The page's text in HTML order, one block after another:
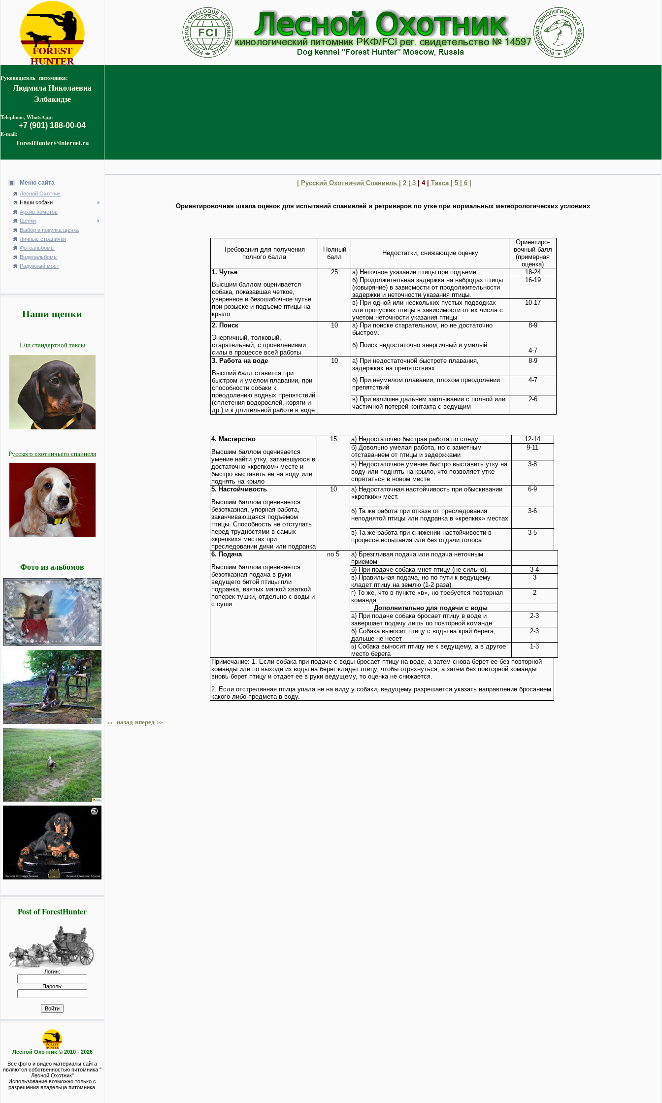
Руководитель питомника:
Людмила Николаевна
Элбакидзе
Telephone, WhatsApp:
+7 (901) 188-00-04
E-mail:
ForestHunter@internet.ru
Меню сайта
Лесной Охотник
Наши собаки
Архив пометов
Щенки
Выбор и покупка щенка
Личные странички
Фотоальбомы
Видеоальбомы
Радужный мост
Наши щенки
Г/ш стандартной таксы
Русского охотничьего спаниеля
Фото из альбомов
Post of ForestHunter
Логин:
Пароль:
Лесной Охотник © 2010 - 2026
Все фото и видео материалы сайта
являются собственностью питомника "
Лесной Охотник"
Использование возможно только с
разрешения владельца питомника.
| Русский Охотничий Спаниель | 2 | 3 | 4 | Такса | 5 | 6 |
Ориентировочная шкала оценок для испытаний спаниелей и ретриверов по утке при нормальных метеорологических условиях
Требования для получения
полного балла
Полный
балл
Недостатки, снижающие оценку
Ориентиро-
вочный балл
(примерная
оценка)
1. Чутье
Высшим баллом оценивается
собака, показавшая четкое,
уверенное и безошибочное чутье
при розыске и подъеме птицы на
крыло
25 а) Неточное указание птицы при подъеме
18-24
б) Продолжительная задержка на набродах птицы
(ковыряние) в зависмости от продолжительности
задержки и неточности указания птицы.
16-19
в) При одной или нескольких пустых подводках
или пропусках птицы в зависимости от их числа с
учетом неточности указания птицы
10-17
2. Поиск
Энергичный, толковый,
старательный, с проявлениями
силы в процессе всей работы
10
а) При поиске старательном, но не достаточно
быстром.
б) Поиск недостаточно энергичный и умелый
8-9
4-7
3. Работа на воде
Высший балл ставится при
быстром и умелом плавании, при
способности собаки к
преодолению водных препятствий
(сплетения водорослей, коряги и
др.) и к длительной работе в воде
10
а) При недостаточной быстроте плавания,
задержках на препятствиях
8-9
б) При неумелом плавании, плохом преодолении
препятствий
4-7
в) При излишне дальнем заплывании с полной или
частичной потерей контакта с ведущим
2-6
4. Мастерство
Высшим баллом оценивается
умение найти утку, затаившуюся в
достаточно «крепком» месте и
быстро выставить ее на воду или
поднять на крыло
15 а) Недостаточно быстрая работа по следу
12-14
б) Довольно умелая работа, но с заметным
отставанием от птицы и задержками
9-11
в) Недостаточное умение быстро выставить утку на
воду или поднять на крыло, что позволяет утке
спрятаться в новом месте
3-8
5. Настойчивость
Высшим баллом оценивается
безотказная, упорная работа,
заканчивающаяся подъемом
птицы. Способность не отступать
перед трудностями в самых
«крепких» местах при
преследовании дичи или подранка
10
а) Недостаточная настойчивость при обыскивании
«крепких» мест.
6-9
б) Та же работа при отказе от преследования
неподнятой птицы или подранка в «крепких» местах
3-6
в) Та же работа при снижении настойчивости в
процессе испытания или без отдачи голоса
3-5
6. Подача
Высшим баллом оценивается
безотказная подача в руки
ведущего битой птицы пли
подранка, взятых мягкой хваткой
поперек тушки, отдельно с воды и
с суши
по 5
а) Брезгливая подача или подача неточным
приемом
б) При подаче собака мнет птицу (не сильно).
3-4
в) Правильная подача, но по пути к ведущему
кладет птицу на землю (1-2 раза).
3
г) То же, что в пункте «в», но требуется повторная
команда.
2
Дополнительно для подачи с воды
а) При подаче собака бросает птицу в воде и
завершает подачу лишь по повторной команде
2-3
б) Собака выносит птицу с воды на край берега,
дальше не несет
2-3
в) Собака выносит птицу не к ведущему, а в другое
место берега
1-3
Примечание: 1. Если собака при подаче с воды бросает птицу на воде, а затем снова берет ее без повторной
команды или по выходе из воды на берег кладет птицу, чтобы отряхнуться, а затем без повторной команды
вновь берет птицу и отдает ее в руки ведущему, то оценка не снижается.
2. Если отстрелянная птица упала не на виду у собаки, ведущему разрешается указать направление бросанием
какого-либо предмета в воду.
<< назад вперед >>